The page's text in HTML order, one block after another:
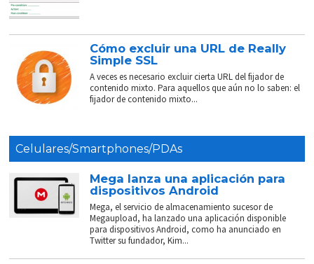
Cómo excluir una URL de Really
Simple SSL
A veces es necesario excluir cierta URL del fijador de
contenido mixto. Para aquellos que aún no lo saben: el
fijador de contenido mixto...
Celulares/Smartphones/PDAs
Mega lanza una aplicación para
dispositivos Android
Mega, el servicio de almacenamiento sucesor de
Megaupload, ha lanzado una aplicación disponible
para dispositivos Android, como ha anunciado en
Twitter su fundador, Kim...